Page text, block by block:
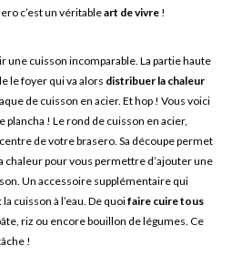
c’est un véritableart de vivre !
cuisson incomparable. La partie haute
le foyer qui va alors distribuer la chaleur
de cuisson en acier. Et hop ! Vous voici
! Le rond de cuisson en acier,
de votre brasero. Sa découpe permet
chaleur pour vous permettre d’ajouter une
Un accessoire supplémentaire qui
cuisson à l’eau. De quoifaire cuire tous
riz ou encore bouillon de légumes. Ce
!